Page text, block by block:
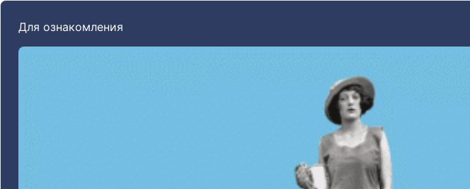
Для ознакомления